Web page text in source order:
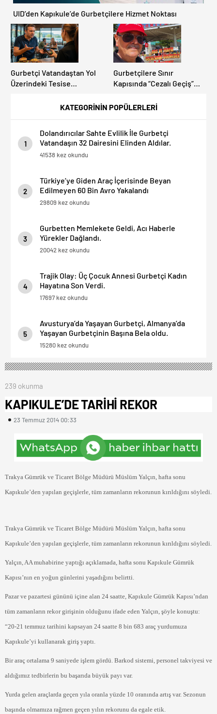
KATEGORİNİN POPÜLERLERİ
1
Dolandırıcılar Sahte Evlilik İle Gurbetçi
Vatandaşın 32 Dairesini Elinden Aldılar.
41538 kez okundu
2
Türkiye’ye Giden Araç İçerisinde Beyan
Edilmeyen 60 Bin Avro Yakalandı
29809 kez okundu
3
Gurbetten Memlekete Geldi, Acı Haberle
Yürekler Dağlandı.
20042 kez okundu
4
Trajik Olay: Üç Çocuk Annesi Gurbetçi Kadın
Hayatına Son Verdi.
17697 kez okundu
5
Avusturya’da Yaşayan Gurbetçi, Almanya’da
Yaşayan Gurbetçinin Başına Bela oldu.
15280 kez okundu
UID’den Kapıkule’de Gurbetçilere Hizmet Noktası
Gurbetçi Vatandaştan Yol
Üzerindeki Tesise
“Hesabınızı Mutlaka Kontrol
Gurbetçilere Sınır
Kapısında “Cezalı Geçiş”
Dışına Çıkamıyor!
239 okunma
KAPIKULE’DE TARİHİ REKOR
23 Temmuz 2014 00:33
Trakya Gümrük ve Ticaret Bölge Müdürü Müslüm Yalçın, hafta sonu
Kapıkule’den yapılan geçişlerle, tüm zamanların rekorunun kırıldığını söyledi.
Trakya Gümrük ve Ticaret Bölge Müdürü Müslüm Yalçın, hafta sonu
Kapıkule’den yapılan geçişlerle, tüm zamanların rekorunun kırıldığını söyledi.
Yalçın, AA muhabirine yaptığı açıklamada, hafta sonu Kapıkule Gümrük
Kapısı’nın en yoğun günlerini yaşadığını belirtti.
Pazar ve pazartesi gününü içine alan 24 saatte, Kapıkule Gümrük Kapısı’ndan
tüm zamanların rekor girişinin olduğunu ifade eden Yalçın, şöyle konuştu:
“20-21 temmuz tarihini kapsayan 24 saatte 8 bin 683 araç yurdumuza
Kapıkule’yi kullanarak giriş yaptı.
Bir araç ortalama 9 saniyede işlem gördü. Barkod sistemi, personel takviyesi ve
aldığımız tedbirlerin bu başarıda büyük payı var.
Yurda gelen araçlarda geçen yıla oranla yüzde 10 oranında artış var. Sezonun
başında olmamıza rağmen geçen yılın rekorunu da egale etik.